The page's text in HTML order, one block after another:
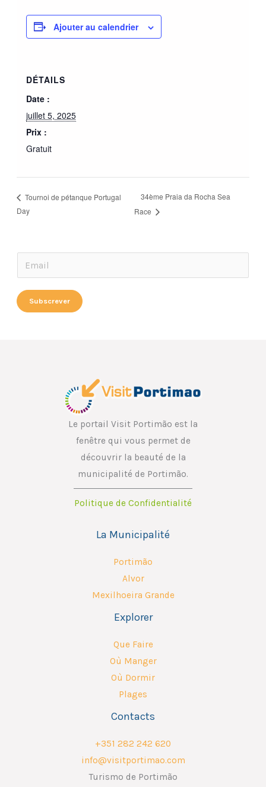
Ajouter au calendrier
DÉTAILS
Date :
juillet 5, 2025
Prix :
Gratuit
Tournoi de pétanque Portugal
Day
34ème Praia da Rocha Sea
Race
E
i
m
a
i
Subscrever
Le portail Visit Portimão est la
fenêtre qui vous permet de
découvrir la beauté de la
municipalité de Portimão.
Politique de Confidentialité
La Municipalité
Portimão
Alvor
Mexilhoeira Grande
Explorer
Que Faire
Où Manger
Où Dormir
Plages
Contacts
+351 282 242 620
info@visitportimao.com
Turismo de Portimão